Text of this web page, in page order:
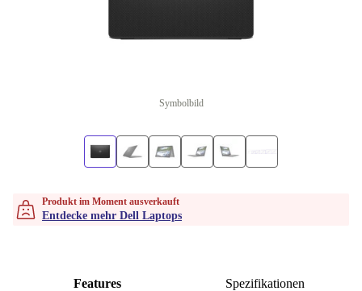
Symbolbild
Produkt im Moment ausverkauft
Entdecke mehr Dell Laptops
Features Spezifikationen